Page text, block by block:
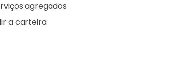
agregados
a carteira